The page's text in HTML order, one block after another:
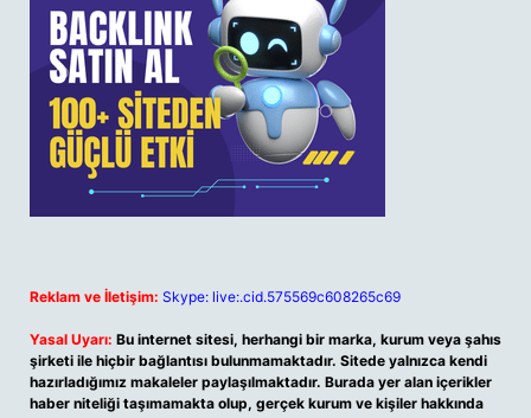
Reklam ve İletişim: Skype: live:.cid.575569c608265c69
Yasal Uyarı: Bu internet sitesi, herhangi bir marka, kurum veya şahıs
şirketi ile hiçbir bağlantısı bulunmamaktadır. Sitede yalnızca kendi
hazırladığımız makaleler paylaşılmaktadır. Burada yer alan içerikler
haber niteliği taşımamakta olup, gerçek kurum ve kişiler hakkında